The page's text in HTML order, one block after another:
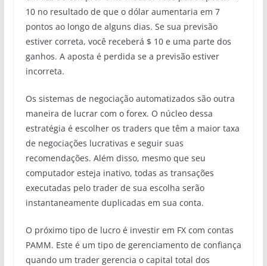
10 no resultado de que o dólar aumentaria em 7
pontos ao longo de alguns dias. Se sua previsão
estiver correta, você receberá $ 10 e uma parte dos
ganhos. A aposta é perdida se a previsão estiver
incorreta.
Os sistemas de negociação automatizados são outra
maneira de lucrar com o forex. O núcleo dessa
estratégia é escolher os traders que têm a maior taxa
de negociações lucrativas e seguir suas
recomendações. Além disso, mesmo que seu
computador esteja inativo, todas as transações
executadas pelo trader de sua escolha serão
instantaneamente duplicadas em sua conta.
O próximo tipo de lucro é investir em FX com contas
PAMM. Este é um tipo de gerenciamento de confiança
quando um trader gerencia o capital total dos